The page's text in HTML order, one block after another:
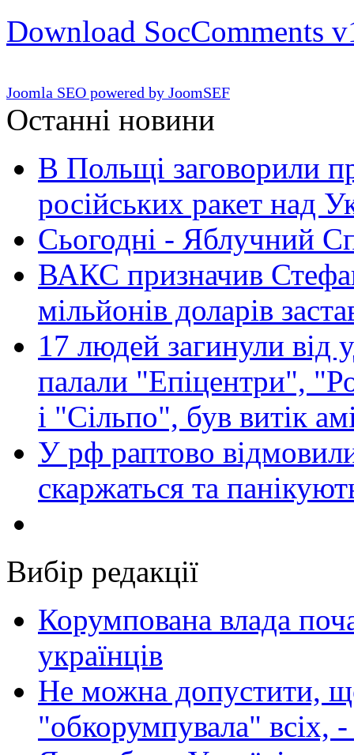
Download SocComments
Joomla SEO powered by JoomSEF
Останні новини
В Польщі заговорили
російських ракет над
Сьогодні - Яблучний
ВАКС призначив
мільйонів доларів
17 людей загинули від
палали "Епіцентри",
і "Сільпо", був витік
У рф раптово
скаржаться та
Вибір редакції
Корумпована влада
українців
Не можна допустити,
"обкорумпувала" всіх,